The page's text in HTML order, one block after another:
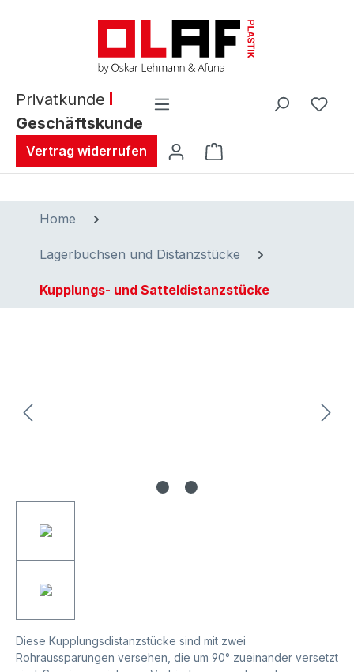
Privatkunde
Geschäftskunde
Vertrag widerrufen Warenkorb enthält
Home
Lagerbuchsen und Distanzstücke
Kupplungs- und Satteldistanzstücke
Diese Kupplungsdistanzstücke sind mit zwei
Rohraussparungen versehen, die um 90° zueinander versetzt